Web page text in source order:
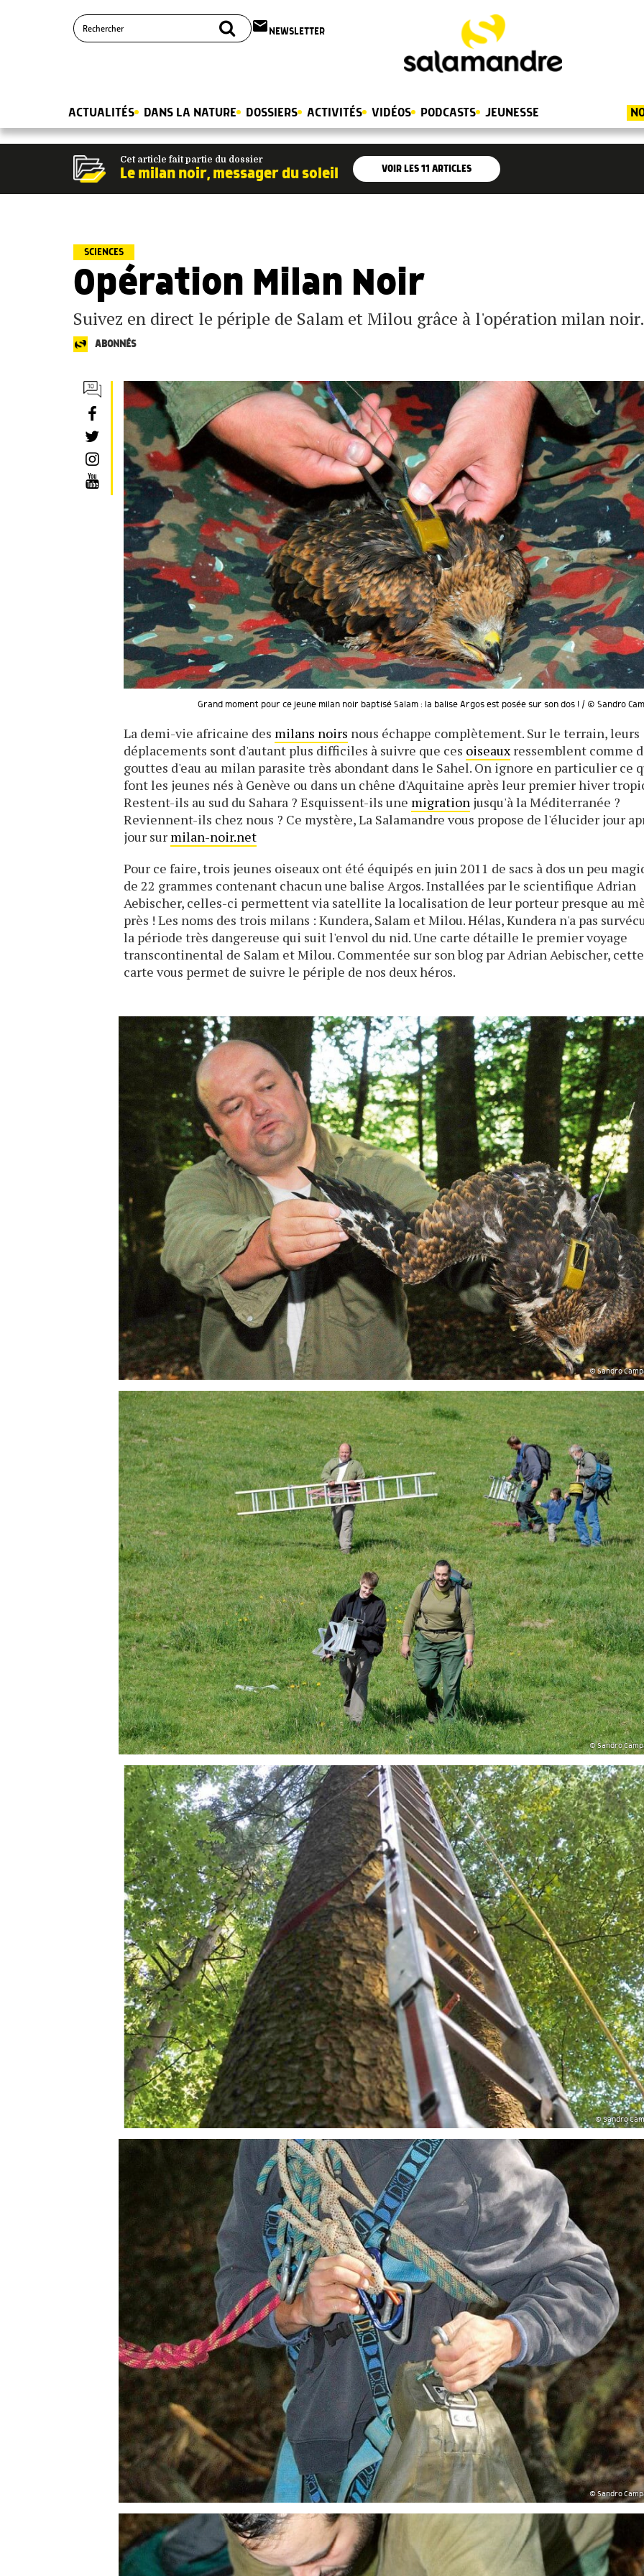
email NEWSLETTER
ACTUALITÉS DANS LA NATURE DOSSIERS ACTIVITÉS VIDÉOS PODCASTS JEUNESSE
Cet article fait partie du dossier
Le milan noir, messager du soleil VOIR LES11 ARTICLES
SCIENCES
Opération Milan Noir
Suivez en direct le périple de Salam et Milou grâce à l'opération milan noir.
ABONNÉS
Grand moment pour ce jeune milan noir baptisé Salam : la balise Argos est posée sur son dos ! / © Sandro
La demi-vie africaine des milans noirs nous échappe complètement. Sur le terrain, leurs
déplacements sont d'autant plus difficiles à suivre que ces oiseaux ressemblent comme
gouttes d'eau au milan parasite très abondant dans le Sahel. On ignore en particulier ce
font les jeunes nés à Genève ou dans un chêne d'Aquitaine après leur premier hiver
Restent-ils au sud du Sahara ? Esquissent-ils une migration jusqu'à la Méditerranée ?
Reviennent-ils chez nous ? Ce mystère, La Salamandre vous propose de l'élucider jour
jour sur milan-noir.net
Pour ce faire, trois jeunes oiseaux ont été équipés en juin 2011 de sacs à dos un peu
de 22 grammes contenant chacun une balise Argos. Installées par le scientifique Adrian
Aebischer, celles-ci permettent via satellite la localisation de leur porteur presque au
près ! Les noms des trois milans : Kundera, Salam et Milou. Hélas, Kundera n'a pas
la période très dangereuse qui suit l'envol du nid. Une carte détaille le premier voyage
transcontinental de Salam et Milou. Commentée sur son blog par Adrian Aebischer, cette
carte vous permet de suivre le périple de nos deux héros.
© Sandro
© Sandro
© Sandro
© Sandro